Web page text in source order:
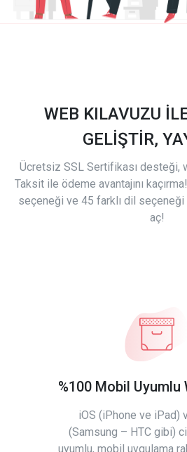
WEB KILAVUZU
GELİŞTİR,
Ücretsiz SSL Sertifikası desteği,
Taksit ile ödeme avantajını
seçeneği ve 45 farklı dil
aç!
%100 Mobil Uyumlu
iOS (iPhone ve iPad)
(Samsung – HTC gibi)
uyumlu, mobil uygulama